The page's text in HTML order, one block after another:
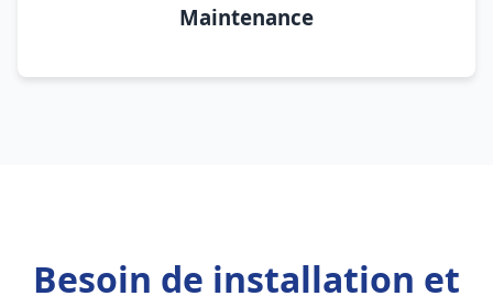
Maintenance
Besoin de installation et